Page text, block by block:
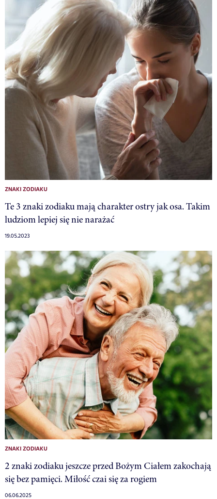
ZNAKI ZODIAKU
Te 3 znaki zodiaku mają charakter ostry jak osa. Takim
ludziom lepiej się nie narażać
19.05.2023
ZNAKI ZODIAKU
2 znaki zodiaku jeszcze przed Bożym Ciałem zakochają
się bez pamięci. Miłość czai się za rogiem
06.06.2025